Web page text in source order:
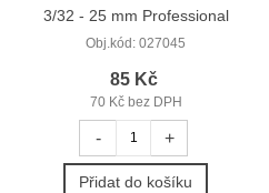
3/32 - 25 mm Professional
Obj.kód: 027045
85 Kč
70 Kč bez DPH
- +
Přidat do košíku